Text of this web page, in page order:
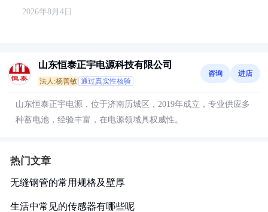
2026年8月4日
山东恒泰正宇电源科技有限公司
法人:杨善敏 通过真实性核验
咨询 进店
山东恒泰正宇电源，位于济南历城区，2019年成立，专业供应多
种蓄电池，经验丰富，在电源领域具权威性。
热门文章
无缝钢管的常用规格及壁厚
生活中常见的传感器有哪些呢